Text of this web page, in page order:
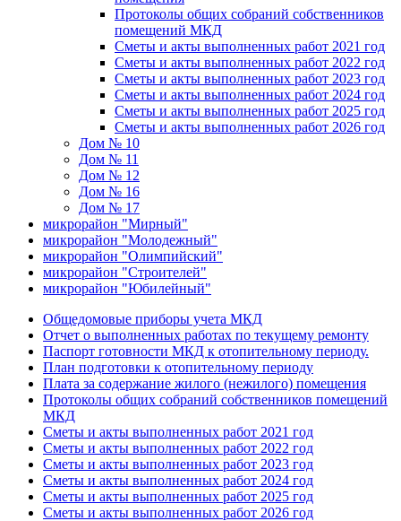
Протоколы общих собраний собственников
помещений МКД
Сметы и акты выполненных работ 2021 год
Сметы и акты выполненных работ 2022 год
Сметы и акты выполненных работ 2023 год
Сметы и акты выполненных работ 2024 год
Сметы и акты выполненных работ 2025 год
Сметы и акты выполненных работ 2026 год
Дом № 10
Дом № 11
Дом № 12
Дом № 16
Дом № 17
микрорайон "Мирный"
микрорайон "Молодежный"
микрорайон "Олимпийский"
микрорайон "Строителей"
микрорайон "Юбилейный"
Общедомовые приборы учета МКД
Отчет о выполненных работах по текущему ремонту
Паспорт готовности МКД к отопительному периоду.
План подготовки к отопительному периоду
Плата за содержание жилого (нежилого) помещения
Протоколы общих собраний собственников помещений
МКД
Сметы и акты выполненных работ 2021 год
Сметы и акты выполненных работ 2022 год
Сметы и акты выполненных работ 2023 год
Сметы и акты выполненных работ 2024 год
Сметы и акты выполненных работ 2025 год
Сметы и акты выполненных работ 2026 год